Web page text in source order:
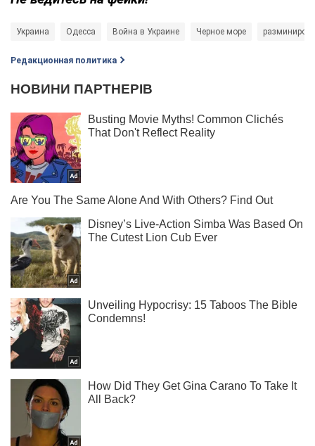
Украина Одесса Война в Украине Черное море
Редакционная политика